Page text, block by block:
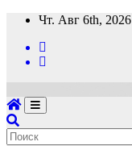
Перейти
содержимому
Чт. Авг 6th, 2026